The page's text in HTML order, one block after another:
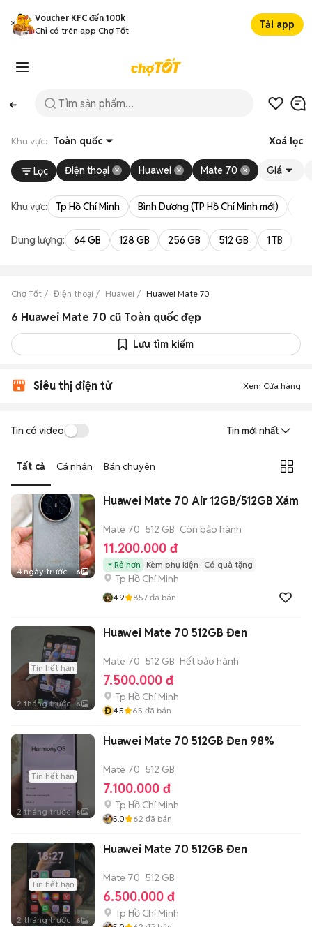
Voucher KFC đến 100k
Chỉ có trên app Chợ Tốt
Tải app
Khu vực: Toàn quốc Xoá lọc
Lọc Điện thoại Huawei Mate 70 Giá
Khu vực: Tp Hồ Chí Minh Bình Dương (TP Hồ Chí Minh mới)
Dung lượng: 64 GB 128 GB 256 GB 512 GB 1 TB
Chợ Tốt Điện thoại Huawei Huawei Mate 70
6 Huawei Mate 70 cũ Toàn quốc đẹp
Lưu tìm kiếm
Siêu thị điện tử Xem Cửa hàng
Tin có video Tin mới nhất
Tất cả Cá nhân Bán chuyên
4 ngày trước 6
Huawei Mate 70 Air 12GB/512GB Xám
Mate 70 512 GB Còn bảo hành
11.200.000 đ
Rẻ hơn Kèm phụ kiện Có quà tặng
Tp Hồ Chí Minh
4.9 857 đã bán
Tin hết hạn
2 tháng trước 6
Huawei Mate 70 512GB Đen
Mate 70 512 GB Hết bảo hành
7.500.000 đ
Tp Hồ Chí Minh
Đ4.5 65 đã bán
Tin hết hạn
2 tháng trước 6
Huawei Mate 70 512GB Đen 98%
Mate 70 512 GB
7.100.000 đ
Tp Hồ Chí Minh
5.0 62 đã bán
Tin hết hạn
2 tháng trước 6
Huawei Mate 70 512GB Đen
Mate 70 512 GB
6.500.000 đ
Tp Hồ Chí Minh